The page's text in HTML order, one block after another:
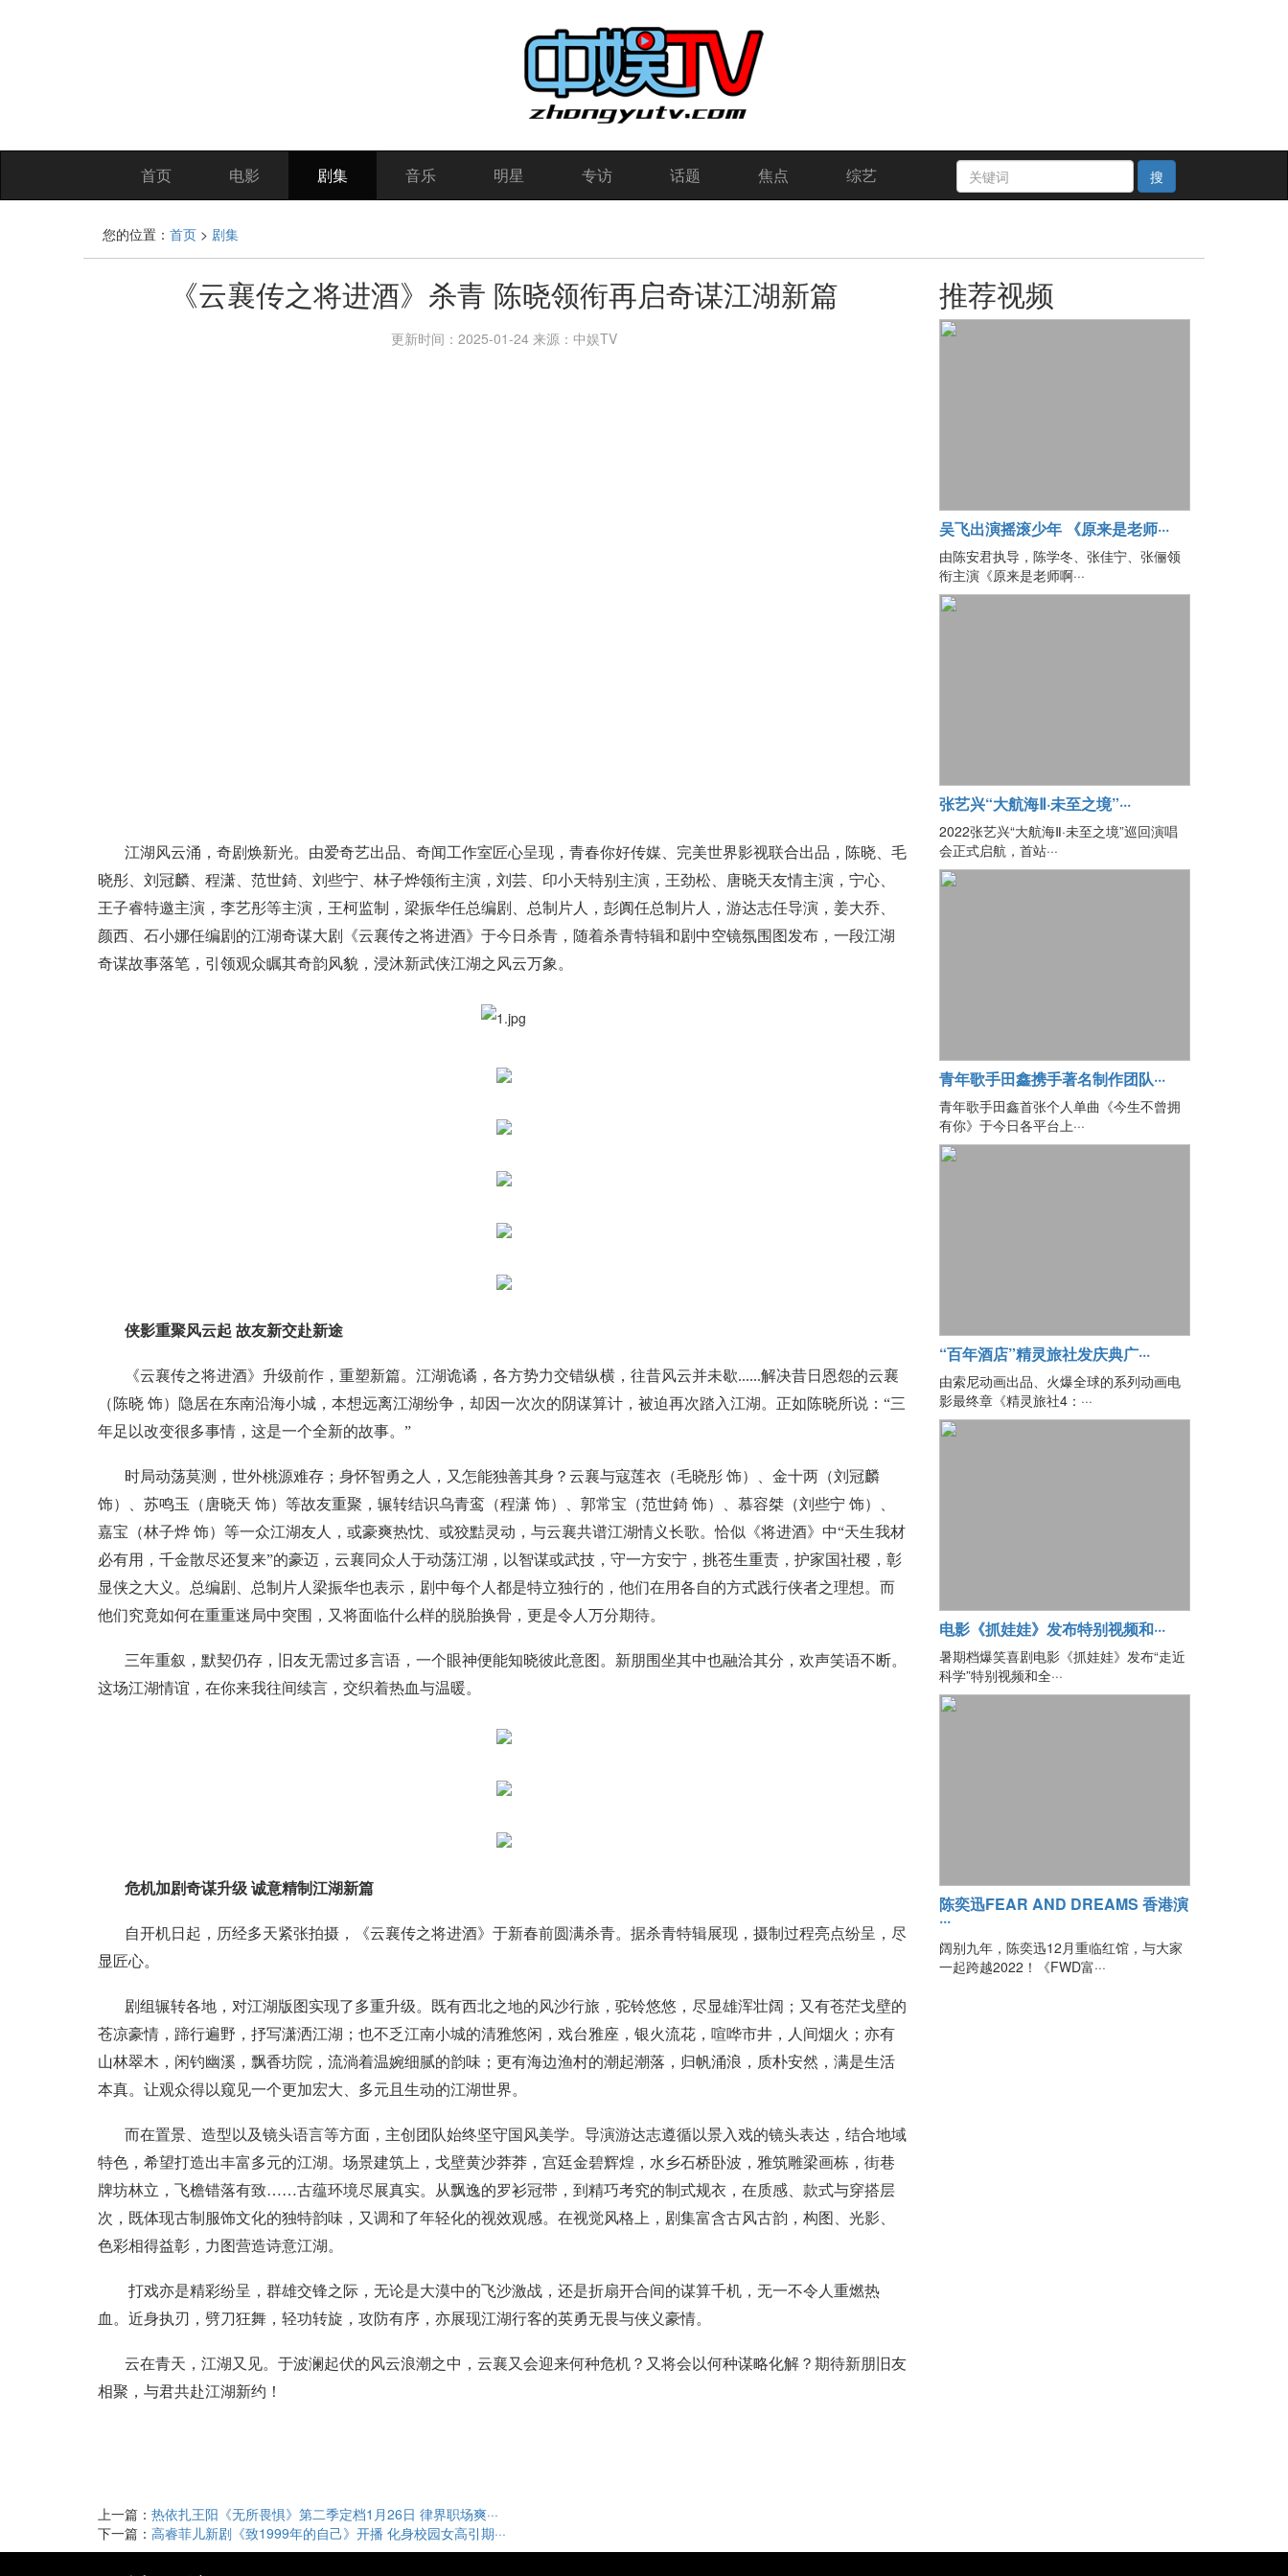
首页 电影 剧集 音乐 明星 专访 话题 焦点 综艺 搜
您的位置： 首页 > 剧集
《云襄传之将进酒》杀青 陈晓领衔再启奇谋江湖新篇
更新时间：2025-01-24 来源：中娱TV
江湖风云涌，奇剧焕新光。由爱奇艺出品、奇闻工作室匠心呈现，青春你好传媒、完美世界影视联合出品，陈晓、毛
晓彤、刘冠麟、程潇、范世錡、刘些宁、林子烨领衔主演，刘芸、印小天特别主演，王劲松、唐晓天友情主演，宁心、
王子睿特邀主演，李艺彤等主演，王柯监制，梁振华任总编剧、总制片人，彭阗任总制片人，游达志任导演，姜大乔、
颜西、石小娜任编剧的江湖奇谋大剧《云襄传之将进酒》于今日杀青，随着杀青特辑和剧中空镜氛围图发布，一段江湖
奇谋故事落笔，引领观众瞩其奇韵风貌，浸沐新武侠江湖之风云万象。
侠影重聚风云起 故友新交赴新途
《云襄传之将进酒》升级前作，重塑新篇。江湖诡谲，各方势力交错纵横，往昔风云并未歇......解决昔日恩怨的云襄
（陈晓 饰）隐居在东南沿海小城，本想远离江湖纷争，却因一次次的阴谋算计，被迫再次踏入江湖。正如陈晓所说：“三
年足以改变很多事情，这是一个全新的故事。”
时局动荡莫测，世外桃源难存；身怀智勇之人，又怎能独善其身？云襄与寇莲衣（毛晓彤 饰）、金十两（刘冠麟
饰）、苏鸣玉（唐晓天 饰）等故友重聚，辗转结识乌青鸾（程潇 饰）、郭常宝（范世錡 饰）、慕容桀（刘些宁 饰）、
嘉宝（林子烨 饰）等一众江湖友人，或豪爽热忱、或狡黠灵动，与云襄共谱江湖情义长歌。恰似《将进酒》中“天生我材
必有用，千金散尽还复来”的豪迈，云襄同众人于动荡江湖，以智谋或武技，守一方安宁，挑苍生重责，护家国社稷，彰
显侠之大义。总编剧、总制片人梁振华也表示，剧中每个人都是特立独行的，他们在用各自的方式践行侠者之理想。而
他们究竟如何在重重迷局中突围，又将面临什么样的脱胎换骨，更是令人万分期待。
三年重叙，默契仍存，旧友无需过多言语，一个眼神便能知晓彼此意图。新朋围坐其中也融洽其分，欢声笑语不断。
这场江湖情谊，在你来我往间续言，交织着热血与温暖。
危机加剧奇谋升级 诚意精制江湖新篇
自开机日起，历经多天紧张拍摄，《云襄传之将进酒》于新春前圆满杀青。据杀青特辑展现，摄制过程亮点纷呈，尽
显匠心。
剧组辗转各地，对江湖版图实现了多重升级。既有西北之地的风沙行旅，驼铃悠悠，尽显雄浑壮阔；又有苍茫戈壁的
苍凉豪情，蹄行遍野，抒写潇洒江湖；也不乏江南小城的清雅悠闲，戏台雅座，银火流花，喧哗市井，人间烟火；亦有
山林翠木，闲钓幽溪，飘香坊院，流淌着温婉细腻的韵味；更有海边渔村的潮起潮落，归帆涌浪，质朴安然，满是生活
本真。让观众得以窥见一个更加宏大、多元且生动的江湖世界。
而在置景、造型以及镜头语言等方面，主创团队始终坚守国风美学。导演游达志遵循以景入戏的镜头表达，结合地域
特色，希望打造出丰富多元的江湖。场景建筑上，戈壁黄沙莽莽，宫廷金碧辉煌，水乡石桥卧波，雅筑雕梁画栋，街巷
牌坊林立，飞檐错落有致……古蕴环境尽展真实。从飘逸的罗衫冠带，到精巧考究的制式规衣，在质感、款式与穿搭层
次，既体现古制服饰文化的独特韵味，又调和了年轻化的视效观感。在视觉风格上，剧集富含古风古韵，构图、光影、
色彩相得益彰，力图营造诗意江湖。
打戏亦是精彩纷呈，群雄交锋之际，无论是大漠中的飞沙激战，还是折扇开合间的谋算千机，无一不令人重燃热
血。近身执刃，劈刀狂舞，轻功转旋，攻防有序，亦展现江湖行客的英勇无畏与侠义豪情。
云在青天，江湖又见。于波澜起伏的风云浪潮之中，云襄又会迎来何种危机？又将会以何种谋略化解？期待新朋旧友
相聚，与君共赴江湖新约！
上一篇： 热依扎王阳《无所畏惧》第二季定档1月26日 律界职场爽···
下一篇： 高睿菲儿新剧《致1999年的自己》开播 化身校园女高引期···
推荐视频
吴飞出演摇滚少年 《原来是老师···
由陈安君执导，陈学冬、张佳宁、张俪领
衔主演《原来是老师啊···
张艺兴“大航海Ⅱ·未至之境”···
2022张艺兴“大航海Ⅱ·未至之境”巡回演唱
会正式启航，首站···
青年歌手田鑫携手著名制作团队···
青年歌手田鑫首张个人单曲《今生不曾拥
有你》于今日各平台上···
“百年酒店”精灵旅社发庆典广···
由索尼动画出品、火爆全球的系列动画电
影最终章《精灵旅社4：···
电影《抓娃娃》发布特别视频和···
暑期档爆笑喜剧电影《抓娃娃》发布“走近
科学”特别视频和全···
陈奕迅FEAR AND DREAMS 香港演
···
阔别九年，陈奕迅12月重临红馆，与大家
一起跨越2022！《FWD富···